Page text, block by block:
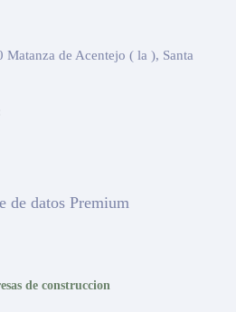
Matanza de Acentejo ( la ), Santa
de datos Premium